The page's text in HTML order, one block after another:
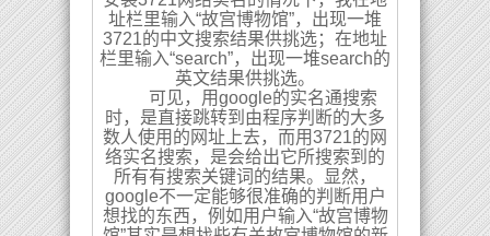
址栏里输入“故宫博物馆”，出现一堆
3721的中文搜索结果供挑选；在地址
栏里输入“search”，出现一堆search的
英文结果供挑选。
可见，用google的实名通搜索
时，是直接跳转到由程序判断的大多
数人使用的网址上去，而用3721的网
络实名搜索，是会给出它所搜索到的
所有有搜索关键词的结果。显然，
google不一定能够很准确的判断用户
想找的东西，例如用户输入“故宫博物